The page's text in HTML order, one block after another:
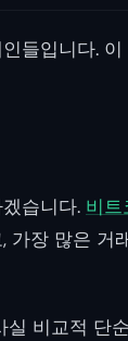
들입니다.
습니다. 비트
가장 많은
비교적 단